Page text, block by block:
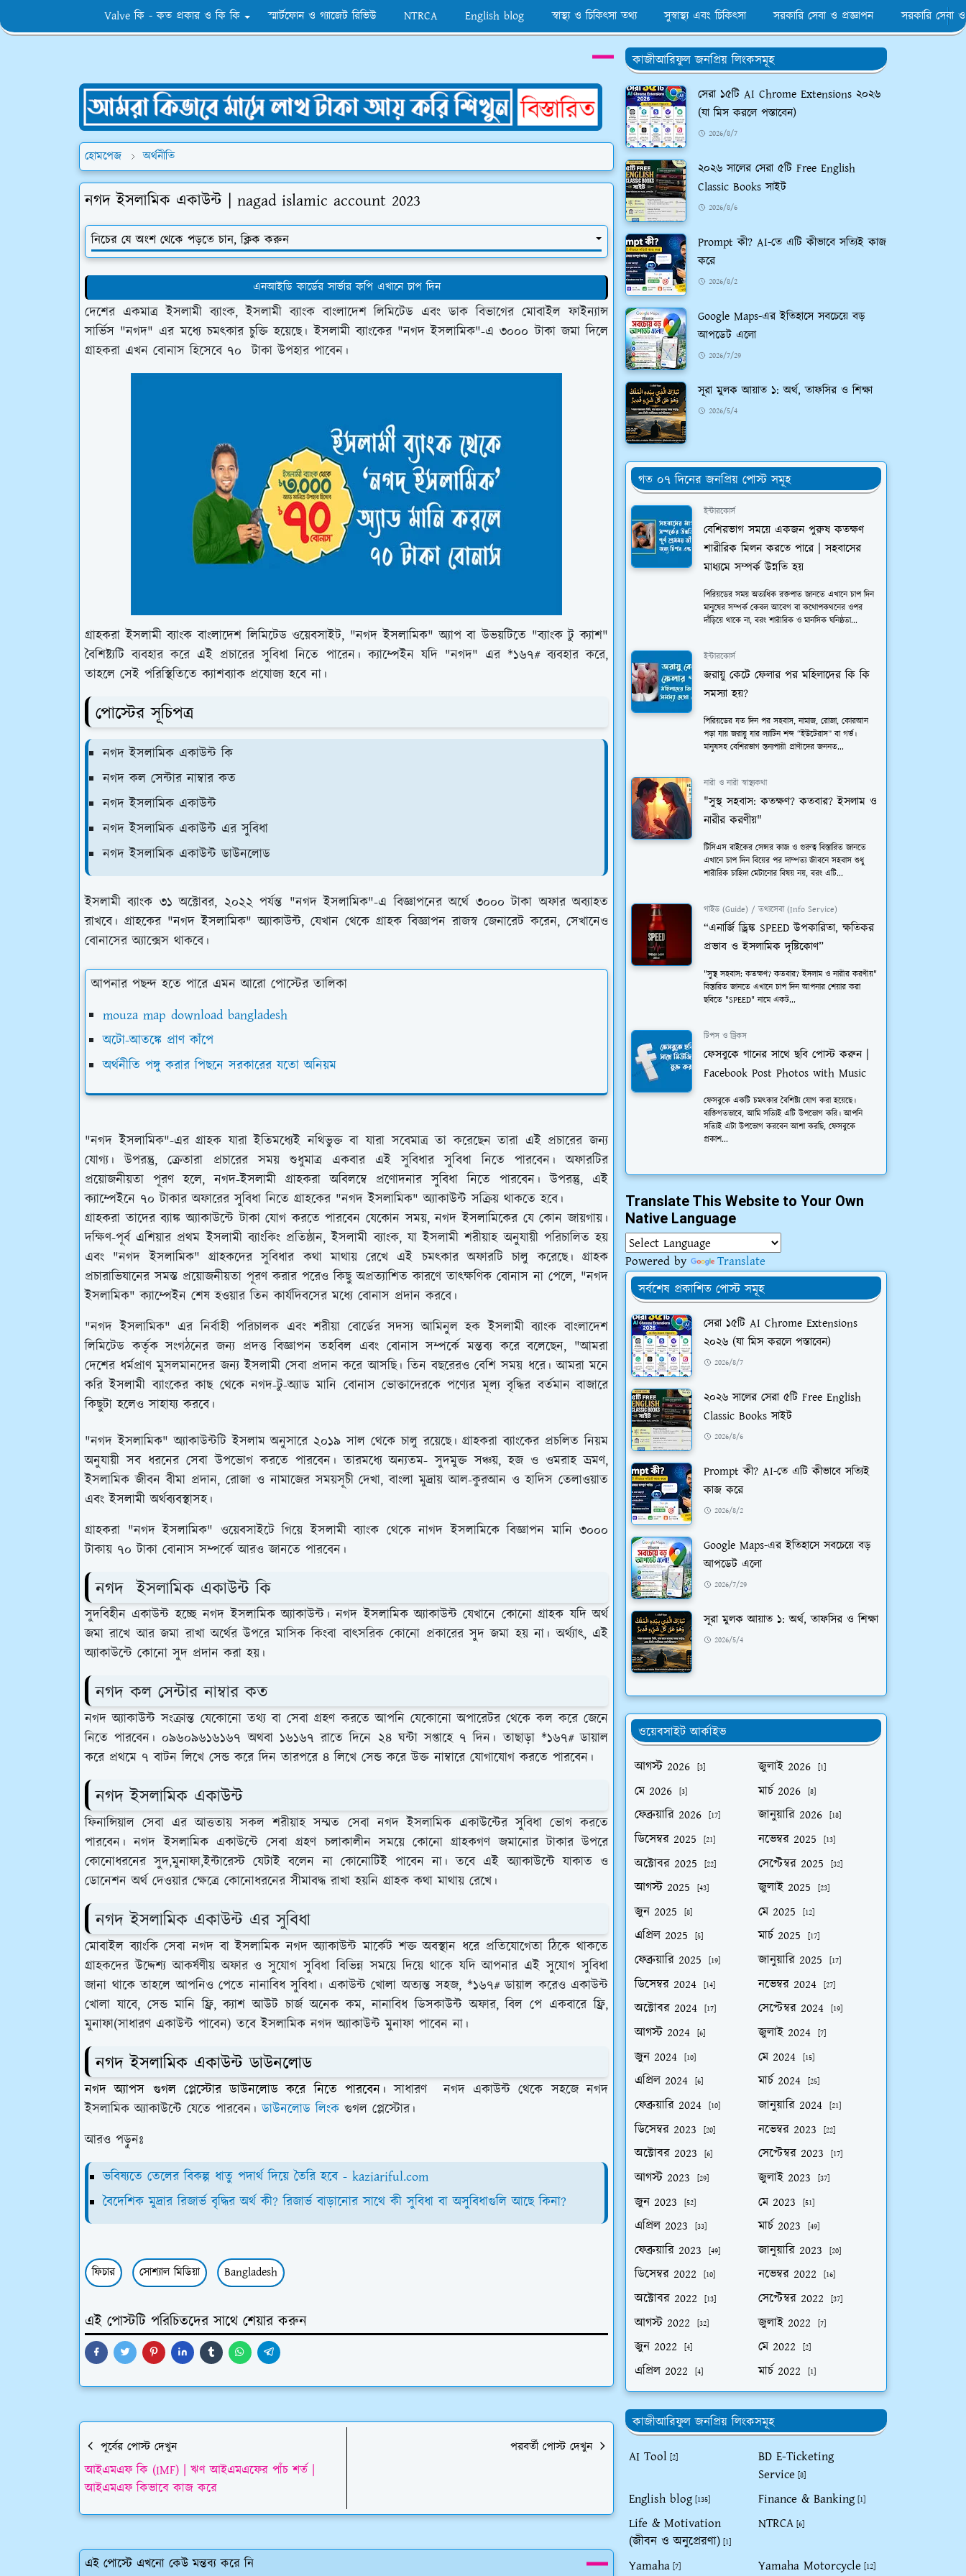
Valve কি - কত প্রকার ও কি কি স্মার্টফোন ও গ্যাজেট রিভিউ NTRCA English blog স্বাস্থ্য ও চিকিৎসা তথ্য সুস্বাস্থ্য এবং চিকিৎসা সরকারি সেবা ও প্রজ্ঞাপন সরকারি সেবা
হোমপেজ অর্থনীতি
নগদ ইসলামিক একাউন্ট | nagad islamic account 2023
নিচের যে অংশ থেকে পড়তে চান, ক্লিক করুন
এনআইডি কার্ডের সার্ভার কপি এখানে চাপ দিন
দেশের একমাত্র ইসলামী ব্যাংক, ইসলামী ব্যাংক বাংলাদেশ লিমিটেড এবং ডাক বিভাগের মোবাইল ফাইন্যান্স
সার্ভিস "নগদ" এর মধ্যে চমত্কার চুক্তি হয়েছে। ইসলামী ব্যাংকের "নগদ ইসলামিক"-এ ৩০০০ টাকা জমা দিলে
গ্রাহকরা এখন বোনাস হিসেবে ৭০ টাকা উপহার পাবেন।
গ্রাহকরা ইসলামী ব্যাংক বাংলাদেশ লিমিটেড ওয়েবসাইট, "নগদ ইসলামিক" অ্যাপ বা উভয়টিতে "ব্যাংক টু ক্যাশ"
বৈশিষ্ট্যটি ব্যবহার করে এই প্রচারের সুবিধা নিতে পারেন। ক্যাম্পেইন যদি "নগদ" এর *১৬৭# ব্যবহার করে,
তাহলে সেই পরিস্থিতিতে ক্যাশব্যাক প্রযোজ্য হবে না।
পোস্টের সূচিপত্র
নগদ ইসলামিক একাউন্ট কি
নগদ কল সেন্টার নাম্বার কত
নগদ ইসলামিক একাউন্ট
নগদ ইসলামিক একাউন্ট এর সুবিধা
নগদ ইসলামিক একাউন্ট ডাউনলোড
ইসলামী ব্যাংক ৩১ অক্টোবর, ২০২২ পর্যন্ত "নগদ ইসলামিক"-এ বিজ্ঞাপনের অর্থে ৩০০০ টাকা অফার অব্যাহত
রাখবে। গ্রাহকের "নগদ ইসলামিক" অ্যাকাউন্ট, যেখান থেকে গ্রাহক বিজ্ঞাপন রাজস্ব জেনারেট করেন, সেখানেও
বোনাসের অ্যাক্সেস থাকবে।
আপনার পছন্দ হতে পারে এমন আরো পোস্টের তালিকা
mouza map download bangladesh
অটো-আতঙ্কে প্রাণ কাঁপে
অর্থনীতি পঙ্গু করার পিছনে সরকারের যতো অনিয়ম
"নগদ ইসলামিক"-এর গ্রাহক যারা ইতিমধ্যেই নথিভুক্ত বা যারা সবেমাত্র তা করেছেন তারা এই প্রচারের জন্য
যোগ্য। উপরন্তু, ক্রেতারা প্রচারের সময় শুধুমাত্র একবার এই সুবিধার সুবিধা নিতে পারবেন। অফারটির
প্রয়োজনীয়তা পূরণ হলে, নগদ-ইসলামী গ্রাহকরা অবিলম্বে প্রণোদনার সুবিধা নিতে পারবেন। উপরন্তু, এই
ক্যাম্পেইনে ৭০ টাকার অফারের সুবিধা নিতে গ্রাহকের "নগদ ইসলামিক" অ্যাকাউন্ট সক্রিয় থাকতে হবে।
গ্রাহকরা তাদের ব্যাঙ্ক অ্যাকাউন্টে টাকা যোগ করতে পারবেন যেকোন সময়, নগদ ইসলামিকের যে কোন জায়গায়।
দক্ষিণ-পূর্ব এশিয়ার প্রথম ইসলামী ব্যাংকিং প্রতিষ্ঠান, ইসলামী ব্যাংক, যা ইসলামী শরীয়াহ অনুযায়ী পরিচালিত হয়
এবং "নগদ ইসলামিক" গ্রাহকদের সুবিধার কথা মাথায় রেখে এই চমৎকার অফারটি চালু করেছে। গ্রাহক
প্রচারাভিযানের সমস্ত প্রয়োজনীয়তা পূরণ করার পরেও কিছু অপ্রত্যাশিত কারণে তাৎক্ষণিক বোনাস না পেলে, "নগদ
ইসলামিক" ক্যাম্পেইন শেষ হওয়ার তিন কার্যদিবসের মধ্যে বোনাস প্রদান করবে।
"নগদ ইসলামিক" এর নির্বাহী পরিচালক এবং শরীয়া বোর্ডের সদস্য আমিনুল হক ইসলামী ব্যাংক বাংলাদেশ
লিমিটেড কর্তৃক সংগঠনের জন্য প্রদত্ত বিজ্ঞাপন তহবিল এবং বোনাস সম্পর্কে মন্তব্য করে বলেছেন, "আমরা
দেশের ধর্মপ্রাণ মুসলমানদের জন্য ইসলামী সেবা প্রদান করে আসছি। তিন বছরেরও বেশি সময় ধরে। আমরা মনে
করি ইসলামী ব্যাংকের কাছ থেকে নগদ-টু-অ্যাড মানি বোনাস ভোক্তাদেরকে পণ্যের মূল্য বৃদ্ধির বর্তমান বাজারে
কিছুটা হলেও সাহায্য করবে।
"নগদ ইসলামিক" অ্যাকাউন্টটি ইসলাম অনুসারে ২০১৯ সাল থেকে চালু রয়েছে। গ্রাহকরা ব্যাংকের প্রচলিত নিয়ম
অনুযায়ী সব ধরনের সেবা উপভোগ করতে পারবেন। তারমধ্যে অন্যতম- সুদমুক্ত সঞ্চয়, হজ ও ওমরাহ ভ্রমণ,
ইসলামিক জীবন বীমা প্রদান, রোজা ও নামাজের সময়সূচী দেখা, বাংলা মুদ্রায় আল-কুরআন ও হাদিস তেলাওয়াত
এবং ইসলামী অর্থব্যবস্থাসহ।
গ্রাহকরা "নগদ ইসলামিক" ওয়েবসাইটে গিয়ে ইসলামী ব্যাংক থেকে নাগদ ইসলামিকে বিজ্ঞাপন মানি ৩০০০
টাকায় ৭০ টাকা বোনাস সম্পর্কে আরও জানতে পারবেন।
নগদ ইসলামিক একাউন্ট কি
সুদবিহীন একাউন্ট হচ্ছে নগদ ইসলামিক অ্যাকাউন্ট। নগদ ইসলামিক অ্যাকাউন্ট যেখানে কোনো গ্রাহক যদি অর্থ
জমা রাখে আর জমা রাখা অর্থের উপরে মাসিক কিংবা বাৎসরিক কোনো প্রকারের সুদ জমা হয় না। অর্থ্যাৎ, এই
অ্যাকাউন্টে কোনো সুদ প্রদান করা হয়।
নগদ কল সেন্টার নাম্বার কত
নগদ অ্যাকাউন্ট সংক্রান্ত যেকোনো তথ্য বা সেবা গ্রহণ করতে আপনি যেকোনো অপারেটর থেকে কল করে জেনে
নিতে পারবেন। ০৯৬০৯৬১৬১৬৭ অথবা ১৬১৬৭ রাতে দিনে ২৪ ঘন্টা সপ্তাহে ৭ দিন। তাছাড়া *১৬৭# ডায়াল
করে প্রথমে ৭ বাটন লিখে সেন্ড করে দিন তারপরে ৪ লিখে সেন্ড করে উক্ত নাম্বারে যোগাযোগ করতে পারবেন।
নগদ ইসলামিক একাউন্ট
ফিনান্সিয়াল সেবা এর আত্ততায় সকল শরীয়াহ সম্মত সেবা নগদ ইসলামিক একাউন্টের সুবিধা ভোগ করতে
পারবেন। নগদ ইসলামিক একাউন্টে সেবা গ্রহণ চলাকালীন সময়ে কোনো গ্রাহকগণ জমানোর টাকার উপরে
কোনোধরনের সুদ,মুনাফা,ইন্টারেস্ট যেটাই বলেন না কোনোটিই পাবেন না। তবে এই অ্যাকাউন্টে যাকাত ও
ডোনেশন অর্থ দেওয়ার ক্ষেত্রে কোনোধরনের সীমাবদ্ধ রাখা হয়নি গ্রাহক কথা মাথায় রেখে।
নগদ ইসলামিক একাউন্ট এর সুবিধা
মোবাইল ব্যাংকি সেবা নগদ বা ইসলামিক নগদ অ্যাকাউন্ট মার্কেট শক্ত অবস্থান ধরে প্রতিযোগেতা ঠিকে থাকতে
গ্রাহকদের উদ্দেশ্য আকর্ষণীয় অফার ও সুযোগ সুবিধা বিভিন্ন সময়ে দিয়ে থাকে যদি আপনার এই সুযোগ সুবিধা
জানা থাকে তাহলে আপনিও পেতে নানাবিধ সুবিধা। একাউন্ট খোলা অত্যন্ত সহজ, *১৬৭# ডায়াল করেও একাউন্ট
খোলা যাবে, সেন্ড মানি ফ্রি, ক্যাশ আউট চার্জ অনেক কম, নানাবিধ ডিসকাউন্ট অফার, বিল পে একবারে ফ্রি,
মুনাফা(সাধারণ একাউন্ট পাবেন) তবে ইসলামিক নগদ অ্যাকাউন্ট মুনাফা পাবেন না।
নগদ ইসলামিক একাউন্ট ডাউনলোড
নগদ অ্যাপস গুগল প্লেস্টোর ডাউনলোড করে নিতে পারবেন।সাধারণ নগদ একাউন্ট থেকে সহজে নগদ
ইসলামিক অ্যাকাউন্টে যেতে পারবেন।ডাউনলোড লিংকগুগল প্লেস্টোর।
আরও পড়ুনঃ
ভবিষ্যতে তেলের বিকল্প ধাতু পদার্থ দিয়ে তৈরি হবে - kaziariful.com
বৈদেশিক মুদ্রার রিজার্ভ বৃদ্ধির অর্থ কী? রিজার্ভ বাড়ানোর সাথে কী সুবিধা বা অসুবিধাগুলি আছে কিনা?
ফিচার সোশ্যাল মিডিয়া Bangladesh
এই পোস্টটি পরিচিতদের সাথে শেয়ার করুন
পূর্বের পোস্ট দেখুন
আইএমএফ কি (IMF) | ঋণ আইএমএফের পাঁচ শর্ত |
আইএমএফ কিভাবে কাজ করে
পরবর্তী পোস্ট দেখুন
এই পোস্টে এখনো কেউ মন্তব্য করে নি
কাজীআরিফুল জনপ্রিয় লিংকসমূহ
সেরা ১৫টি AI Chrome Extensions ২০২৬
(যা মিস করলে পস্তাবেন)
2026/8/7
২০২৬ সালের সেরা ৫টি Free English
Classic Books সাইট
2026/8/6
Prompt কী? AI-তে এটি কীভাবে সত্যিই কাজ
করে
2026/8/2
Google Maps-এর ইতিহাসে সবচেয়ে বড়
আপডেট এলো
2026/7/29
সূরা মুলক আয়াত ১: অর্থ, তাফসির ও শিক্ষা
2026/5/4
গত ০৭ দিনের জনপ্রিয় পোস্ট সমূহ
ইন্টারকোর্স
বেশিরভাগ সময়ে একজন পুরুষ কতক্ষণ
শারীরিক মিলন করতে পারে | সহবাসের
মাধ্যমে সম্পর্ক উন্নতি হয়
পিরিয়ডের সময় অত্যধিক রক্তপাত জানতে এখানে চাপ দিন
মানুষের সম্পর্ক কেবল আবেগ বা কথোপকথনের ওপর
দাঁড়িয়ে থাকে না, বরং শারীরিক ও মানসিক ঘনিষ্ঠতা...
ইন্টারকোর্স
জরায়ু কেটে ফেলার পর মহিলাদের কি কি
সমস্যা হয়?
পিরিয়ডের যত দিন পর সহবাস, নামাজ, রোজা, কোরআন
পড়া যায় জরায়ু যার ল্যাটিন শব্দ “ইউটেরাস” বা গর্ভ।
মানুষসহ বেশিরভাগ স্তন্যপায়ী প্রাণীদের জননত...
নারী ও নারী স্বাস্থ্যকথা
"সুস্থ সহবাস: কতক্ষণ? কতবার? ইসলাম ও
নারীর করণীয়"
টিসিএস বাইকের সেন্সর কাজ ও গুরুত্ব বিস্তারিত জানতে
এখানে চাপ দিন বিয়ের পর দাম্পত্য জীবনে সহবাস শুধু
শারীরিক চাহিদা মেটানোর বিষয় নয়, বরং এটি...
গাইড (Guide) / তথ্যসেবা (Info Service)
“এনার্জি ড্রিঙ্ক SPEED উপকারিতা, ক্ষতিকর
প্রভাব ও ইসলামিক দৃষ্টিকোণ”
"সুস্থ সহবাস: কতক্ষণ? কতবার? ইসলাম ও নারীর করণীয়"
বিস্তারিত জানতে এখানে চাপ দিন আপনার শেয়ার করা
ছবিতে "SPEED" নামে একট...
টিপস ও ট্রিকস
ফেসবুকে গানের সাথে ছবি পোস্ট করুন |
Facebook Post Photos with Music
ফেসবুকে একটি চমত্কার বৈশিষ্ট্য যোগ করা হয়েছে।
ব্যক্তিগতভাবে, আমি সত্যিই এটি উপভোগ করি। আপনি
সত্যিই এটা উপভোগ করবেন আশা করছি, ফেসবুকে
প্রকাশ...
Translate This Website to Your Own
Native Language
Powered by
Translate
সর্বশেষ প্রকাশিত পোস্ট সমূহ
সেরা ১৫টি AI Chrome Extensions
২০২৬ (যা মিস করলে পস্তাবেন)
2026/8/7
২০২৬ সালের সেরা ৫টি Free English
Classic Books সাইট
2026/8/6
Prompt কী? AI-তে এটি কীভাবে সত্যিই
কাজ করে
2026/8/2
Google Maps-এর ইতিহাসে সবচেয়ে বড়
আপডেট এলো
2026/7/29
সূরা মুলক আয়াত ১: অর্থ, তাফসির ও শিক্ষা
2026/5/4
ওয়েবসাইট আর্কাইভ
আগস্ট 2026
[3] জুলাই 2026 [1]
মে 2026 [3] মার্চ 2026 [8]
ফেব্রুয়ারি 2026 [17] জানুয়ারি 2026 [18]
ডিসেম্বর 2025 [21] নভেম্বর 2025 [13]
অক্টোবর 2025 [22] সেপ্টেম্বর 2025 [32]
আগস্ট 2025 [43] জুলাই 2025 [23]
জুন 2025 [8] মে 2025 [12]
এপ্রিল 2025 [5] মার্চ 2025 [17]
ফেব্রুয়ারি 2025 [19] জানুয়ারি 2025 [17]
ডিসেম্বর 2024 [14] নভেম্বর 2024 [27]
অক্টোবর 2024 [17] সেপ্টেম্বর 2024 [19]
আগস্ট 2024 [6] জুলাই 2024 [7]
জুন 2024 [10] মে 2024 [15]
এপ্রিল 2024 [6] মার্চ 2024 [25]
ফেব্রুয়ারি 2024 [10] জানুয়ারি 2024 [21]
ডিসেম্বর 2023 [20] নভেম্বর 2023 [22]
অক্টোবর 2023 [6] সেপ্টেম্বর 2023 [17]
আগস্ট 2023 [29] জুলাই 2023 [37]
জুন 2023 [52] মে 2023 [51]
এপ্রিল 2023 [33] মার্চ 2023 [49]
ফেব্রুয়ারি 2023 [49] জানুয়ারি 2023 [20]
ডিসেম্বর 2022 [10] নভেম্বর 2022 [16]
অক্টোবর 2022 [13] সেপ্টেম্বর 2022 [37]
আগস্ট 2022 [32] জুলাই 2022 [7]
জুন 2022 [4] মে 2022 [2]
এপ্রিল 2022 [4] মার্চ 2022 [1]
কাজীআরিফুল জনপ্রিয় লিংকসমূহ
AI Tool [2]
BD E-Ticketing
Service [8]
English blog [135] Finance & Banking [1]
Life & Motivation
(জীবন ও অনুপ্রেরণা) [1]
NTRCA [6]
Yamaha [7] Yamaha Motorcycle [12]